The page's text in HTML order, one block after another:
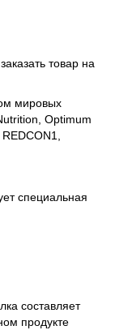
товар на
мировых
Optimum
специальная
составляет
продукте